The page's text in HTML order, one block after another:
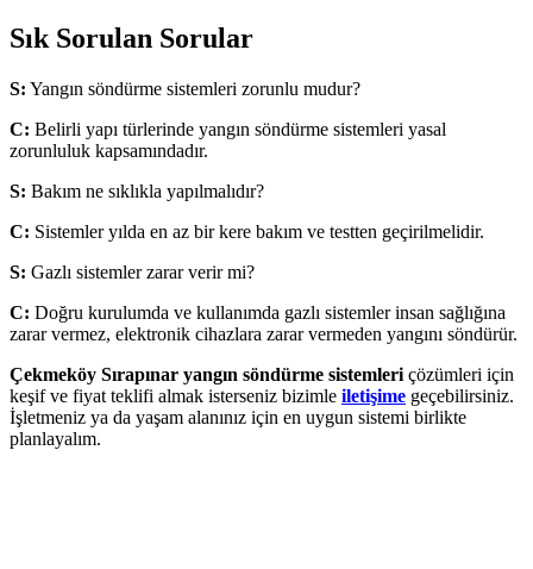
Sık Sorulan Sorular
S: Yangın söndürme sistemleri zorunlu mudur?
C: Belirli yapı türlerinde yangın söndürme sistemleri yasal
zorunluluk kapsamındadır.
S: Bakım ne sıklıkla yapılmalıdır?
C: Sistemler yılda en az bir kere bakım ve testten geçirilmelidir.
S: Gazlı sistemler zarar verir mi?
C: Doğru kurulumda ve kullanımda gazlı sistemler insan sağlığına
zarar vermez, elektronik cihazlara zarar vermeden yangını söndürür.
Çekmeköy Sırapınar yangın söndürme sistemleri çözümleri için
keşif ve fiyat teklifi almak isterseniz bizimle iletişime geçebilirsiniz.
İşletmeniz ya da yaşam alanınız için en uygun sistemi birlikte
planlayalım.